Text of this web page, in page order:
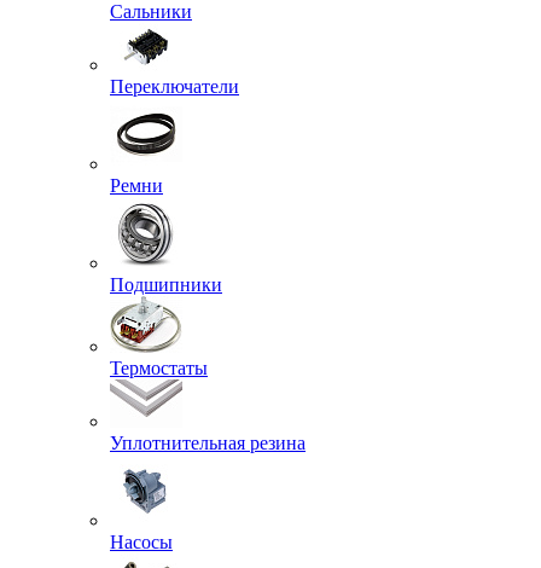
Сальники
Переключатели
Ремни
Подшипники
Термостаты
Уплотнительная резина
Насосы